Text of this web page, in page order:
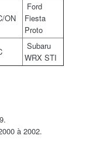
ON
Ford
Fiesta
Proto
Subaru
WRX STI
à 2002.